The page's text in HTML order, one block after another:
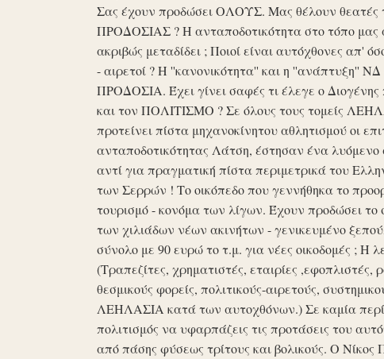
Σας έχουν προδώσει ΟΛΟΥΣ. Μας θέλουν
ΠΡΟΔΟΣΙΑΣ ? Η ανταποδοτικότητα στο τόπο μας
ακριβώς μεταδίδει ; Ποιοί είναι αυτόχθονες απ'
- αιρετοί ? Η ''κανονικότητα'' και η ''ανάπτυξη''
ΠΡΟΔΟΣΙΑ. Έχει γίνει σαφές τι έλεγε ο Διογένης
και τον ΠΟΛΙΤΙΣΜΟ ? Σε όλους τους τομείς
προτείνει πίστα μηχανοκίνητου αθλητισμού οι
ανταποδοτικότητας Λάτση, έστησαν ένα λυόμενο
αντί για πραγματική πίστα περιμετρικά του
των Σερρών ! Το οικόπεδο που γεννήθηκα το
τουρισμό - κονόμα των λίγων. Έχουν προδώσει το
των χιλιάδων νέων ακινήτων - γενικευμένο
σύνολο με 90 ευρώ το τ.μ. για νέες οικοδομές ;
(Τραπεζίτες, χρηματιστές, εταιρίες
θεσμικούς φορείς, πολιτικούς-αιρετούς,
ΛΕΗΛΑΣΙΑ κατά των αυτοχθόνων.) Σε καμία
πολιτισμός να υφαρπάζεις τις προτάσεις του
από πάσης φύσεως τρίτους και βολικούς. Ο